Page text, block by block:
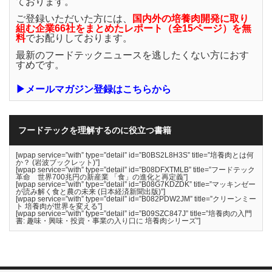
ご登録いただいた方には、
国内外の培養肉開発に取り
組む企業66社をまとめたレポート（全15ページ）を無
料でお配りしております。
最新のフードテックニュースを逃したくない方におす
すめです。
▶メールマガジン登録はこちらから
フードテックを理解するのに役立つ書籍
[wpap service=”with” type=”detail” id=”B0BS2L8H3S” title=”培養肉とは何
か？ (岩波ブックレット)”]
[wpap service=”with” type=”detail” id=”B08DFXTMLB” title=”フードテック
革命 世界700兆円の新産業 「食」の進化と再定義”]
[wpap service=”with” type=”detail” id=”B08G7KDZDK” title=”マッキンゼー
が読み解く食と農の未来 (日本経済新聞出版)”]
[wpap service=”with” type=”detail” id=”B082PDW2JM” title=”クリーンミー
ト 培養肉が世界を変える”]
[wpap service=”with” type=”detail” id=”B09SZC847J” title=”培養肉の入門
書: 趣味・興味・投資・事業の入り口に 培養肉シリーズ”]